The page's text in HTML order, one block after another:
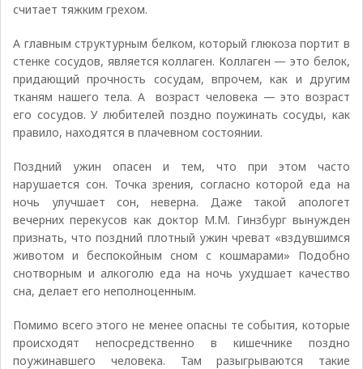
считает тяжким грехом.
А главным структурным белком, который глюкоза портит в
стенке сосудов, является коллаген. Коллаген — это белок,
придающий прочность сосудам, впрочем, как и другим
тканям нашего тела. А возраст человека — это возраст
его сосудов. У любителей поздно поужинать сосуды, как
правило, находятся в плачевном состоянии.
Поздний ужин опасен и тем, что при этом часто
нарушается сон. Точка зрения, согласно которой еда на
ночь улучшает сон, неверна. Даже такой апологет
вечерних перекусов как доктор М.М. Гинзбург вынужден
признать, что поздний плотный ужин чреват «вздувшимся
животом и беспокойным сном с кошмарами» Подобно
снотворным и алкоголю еда на ночь ухудшает качество
сна, делает его неполноценным.
Помимо всего этого не менее опасны те события, которые
происходят непосредственно в кишечнике поздно
поужинавшего человека. Там разыгрываются такие